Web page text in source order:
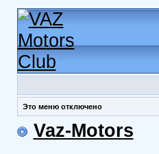
Это меню отключено
Vaz-Motors